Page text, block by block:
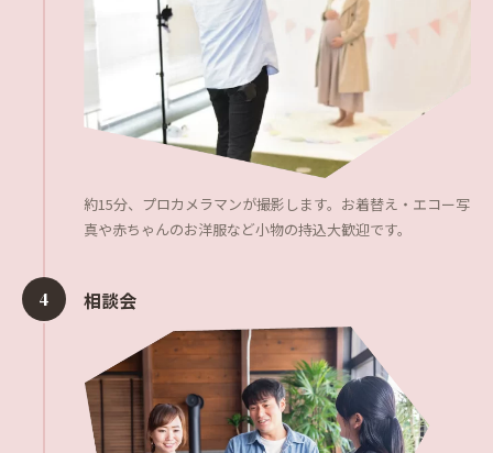
約15分、プロカメラマンが撮影します。お着替え・エコー写
真や赤ちゃんのお洋服など小物の持込大歓迎です。
4 相談会